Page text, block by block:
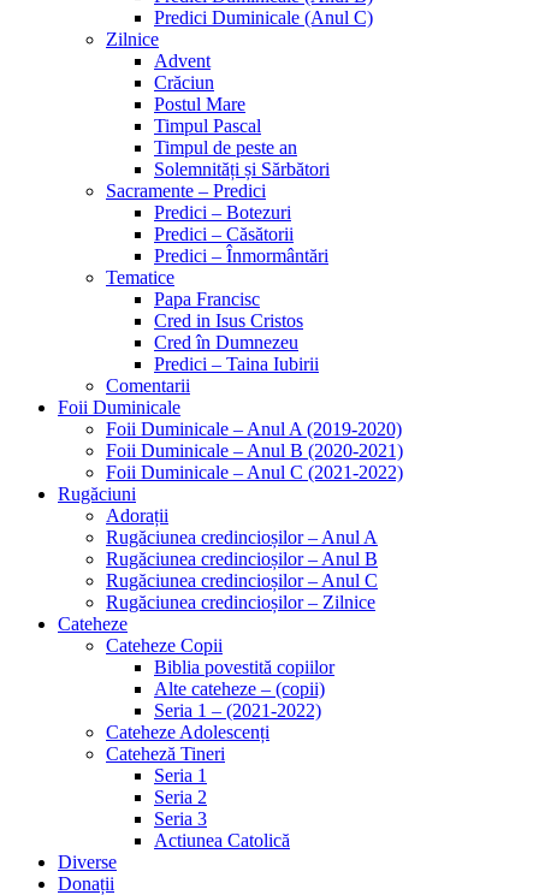
Predici Duminicale (Anul C)
Zilnice
Advent
Crăciun
Postul Mare
Timpul Pascal
Timpul de peste an
Solemnități și Sărbători
Sacramente – Predici
Predici – Botezuri
Predici – Căsătorii
Predici – Înmormântări
Tematice
Papa Francisc
Cred in Isus Cristos
Cred în Dumnezeu
Predici – Taina Iubirii
Comentarii
Foii Duminicale
Foii Duminicale – Anul A (2019-2020)
Foii Duminicale – Anul B (2020-2021)
Foii Duminicale – Anul C (2021-2022)
Rugăciuni
Adorații
Rugăciunea credincioșilor – Anul A
Rugăciunea credincioșilor – Anul B
Rugăciunea credincioșilor – Anul C
Rugăciunea credincioșilor – Zilnice
Cateheze
Cateheze Copii
Biblia povestită copiilor
Alte cateheze – (copii)
Seria 1 – (2021-2022)
Cateheze Adolescenți
Cateheză Tineri
Seria 1
Seria 2
Seria 3
Actiunea Catolică
Diverse
Donații